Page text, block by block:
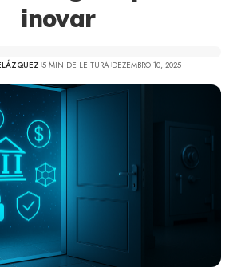
inovar
5 MIN DE LEITURA DEZEMBRO 10, 2025